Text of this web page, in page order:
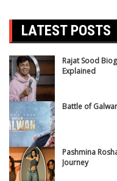
LATEST POSTS
Rajat Sood
Explained
Battle of
Pashmina
Journey